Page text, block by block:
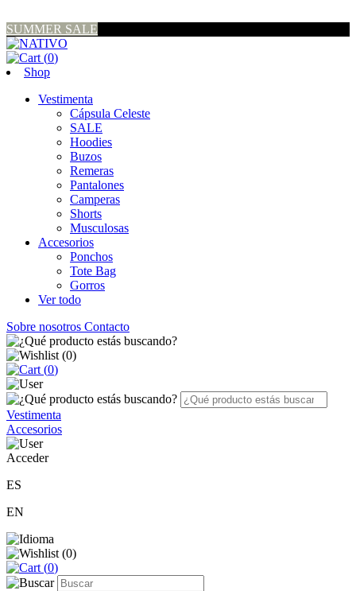
SUMMER SALE
(0)
Shop
Vestimenta
Cápsula Celeste
SALE
Hoodies
Buzos
Remeras
Pantalones
Camperas
Shorts
Musculosas
Accesorios
Ponchos
Tote Bag
Gorros
Ver todo
Sobre nosotros Contacto
(0)
(0)
Vestimenta
Accesorios
Acceder
ES
EN
(0)
(0)